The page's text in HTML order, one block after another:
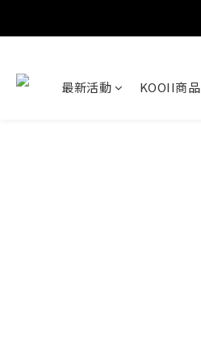
最新活動 KOOII商品